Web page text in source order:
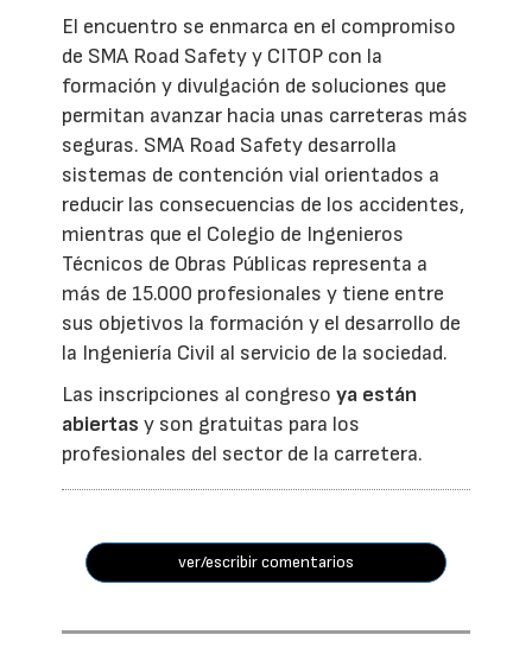
El encuentro se enmarca en el compromiso
de SMA Road Safety y CITOP con la
formación y divulgación de soluciones que
permitan avanzar hacia unas carreteras más
seguras. SMA Road Safety desarrolla
sistemas de contención vial orientados a
reducir las consecuencias de los accidentes,
mientras que el Colegio de Ingenieros
Técnicos de Obras Públicas representa a
más de 15.000 profesionales y tiene entre
sus objetivos la formación y el desarrollo de
la Ingeniería Civil al servicio de la sociedad.
Las inscripciones al congresoya están
abiertas y son gratuitas para los
profesionales del sector de la carretera.
ver/escribir comentarios